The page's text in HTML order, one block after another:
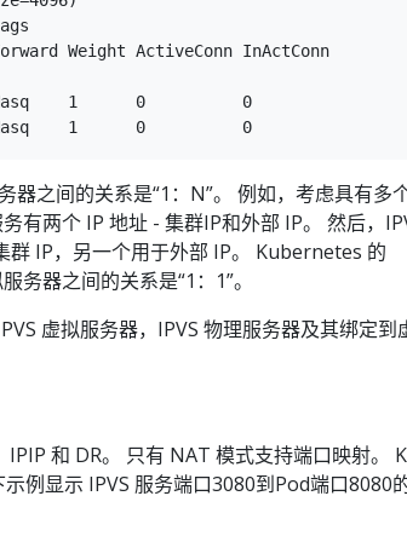
Weight ActiveConn InActConn
1      0          0
之间的关系是“1：N”。 例如，考虑具有多
有两个 IP 地址 - 集群IP和外部 IP。 然后，
群 IP，另一个用于外部 IP。 Kubernetes 的
器之间的关系是“1：1”。
虚拟服务器，IPVS 物理服务器及其绑定到
和 DR。 只有 NAT 模式支持端口映射。
例显示 IPVS 服务端口3080到Pod端口8080